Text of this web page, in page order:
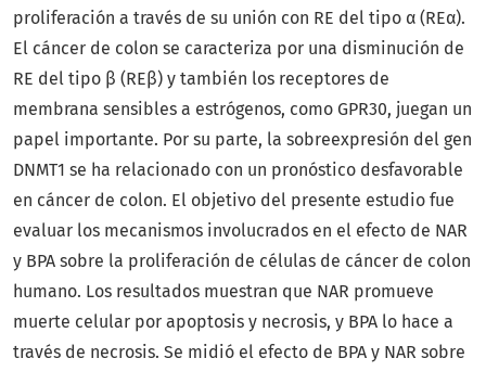
proliferación a través de su unión con RE del tipo α (REα).
El cáncer de colon se caracteriza por una disminución de
RE del tipo β (REβ) y también los receptores de
membrana sensibles a estrógenos, como GPR30, juegan un
papel importante. Por su parte, la sobreexpresión del gen
DNMT1 se ha relacionado con un pronóstico desfavorable
en cáncer de colon. El objetivo del presente estudio fue
evaluar los mecanismos involucrados en el efecto de NAR
y BPA sobre la proliferación de células de cáncer de colon
humano. Los resultados muestran que NAR promueve
muerte celular por apoptosis y necrosis, y BPA lo hace a
través de necrosis. Se midió el efecto de BPA y NAR sobre